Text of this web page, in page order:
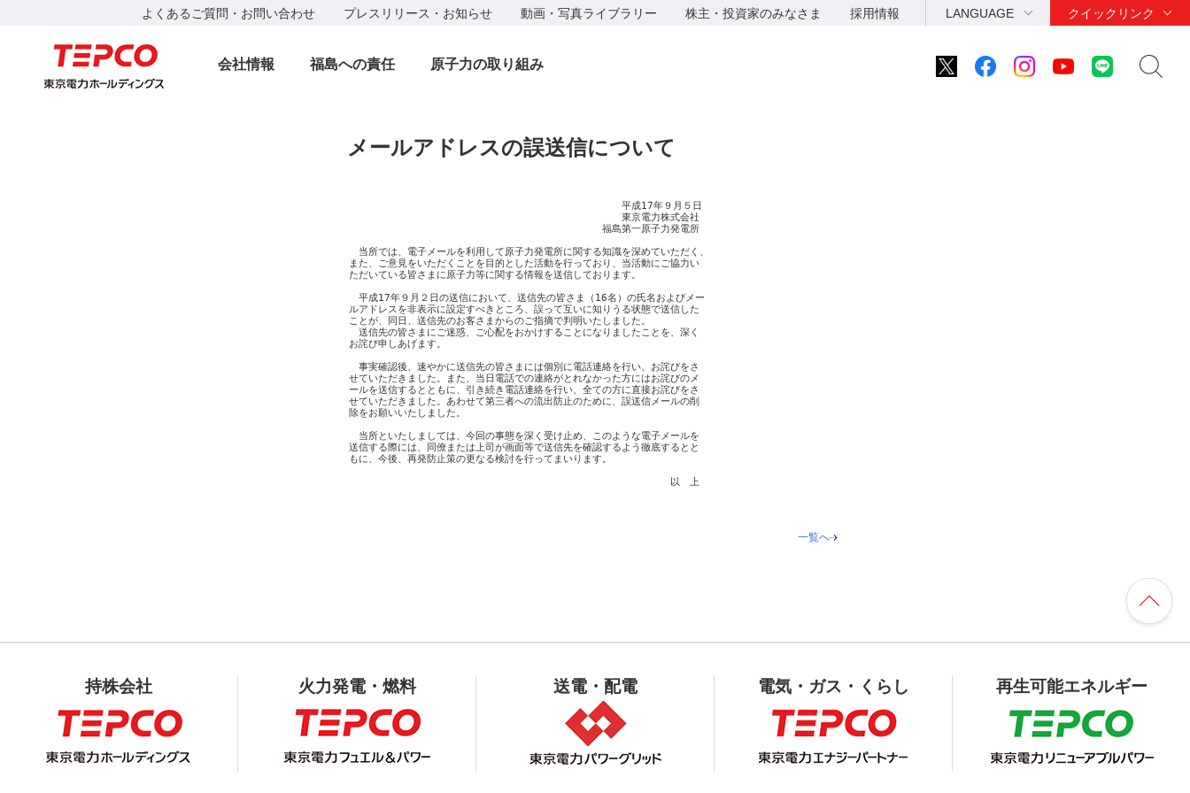
よくあるご質問・お問い合わせ プレスリリース・お知らせ 動画・写真ライブラリー 株主・投資家のみなさま 採用情報 LANGUAGE クイックリンク
会社情報 福島への責任 原子力の取り組み
メールアドレスの誤送信について
平成17年９月５日
東京電力株式会社
福島第一原子力発電所
当所では、電子メールを利用して原子力発電所に関する知識を深めていただく、
また、ご意見をいただくことを目的とした活動を行っており、当活動にご協力い
ただいている皆さまに原子力等に関する情報を送信しております。
平成17年９月２日の送信において、送信先の皆さま（16名）の氏名およびメー
ルアドレスを非表示に設定すべきところ、誤って互いに知りうる状態で送信した
ことが、同日、送信先のお客さまからのご指摘で判明いたしました。
送信先の皆さまにご迷惑、ご心配をおかけすることになりましたことを、深く
お詫び申しあげます。
事実確認後、速やかに送信先の皆さまには個別に電話連絡を行い、お詫びをさ
せていただきました。また、当日電話での連絡がとれなかった方にはお詫びのメ
ールを送信するとともに、引き続き電話連絡を行い、全ての方に直接お詫びをさ
せていただきました。あわせて第三者への流出防止のために、誤送信メールの削
除をお願いいたしました。
当所といたしましては、今回の事態を深く受け止め、このような電子メールを
送信する際には、同僚または上司が画面等で送信先を確認するよう徹底するとと
もに、今後、再発防止策の更なる検討を行ってまいります。
以　上
一覧へ
持株会社 火力発電・燃料 送電・配電 電気・ガス・くらし 再生可能エネルギー